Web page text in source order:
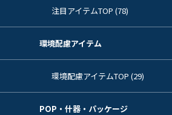
注目アイテムTOP (78)
環境配慮アイテム
環境配慮アイテムTOP (29)
POP・什器・パッケージ